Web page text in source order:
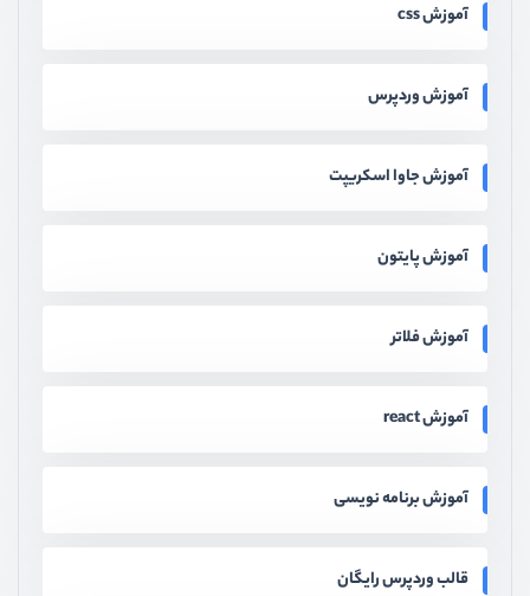
آموزش css
آموزش وردپرس
آموزش جاوا اسکریپت
آموزش پایتون
آموزش فلاتر
آموزش react
آموزش برنامه نویسی
قالب وردپرس رایگان